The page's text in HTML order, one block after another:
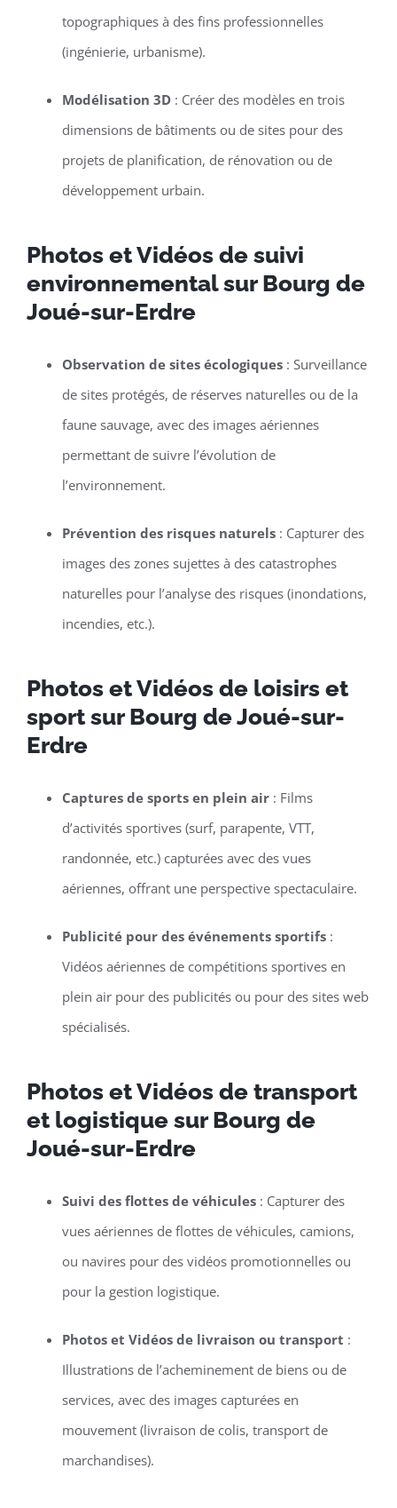
topographiques à des fins professionnelles
(ingénierie, urbanisme).
Modélisation 3D: Créer des modèles en trois
dimensions de bâtiments ou de sites pour des
projets de planification, de rénovation ou de
développement urbain.
Photos et Vidéos de suivi
environnemental sur Bourg de
Joué-sur-Erdre
Observation de sites écologiques: Surveillance
de sites protégés, de réserves naturelles ou de la
faune sauvage, avec des images aériennes
permettant de suivre l’évolution de
l’environnement.
Prévention des risques naturels: Capturer des
images des zones sujettes à des catastrophes
naturelles pour l’analyse des risques (inondations,
incendies, etc.).
Photos et Vidéos de loisirs et
sport sur Bourg de Joué-sur-
Erdre
Captures de sports en plein air: Films
d’activités sportives (surf, parapente, VTT,
randonnée, etc.) capturées avec des vues
aériennes, offrant une perspective spectaculaire.
Publicité pour des événements sportifs:
Vidéos aériennes de compétitions sportives en
plein air pour des publicités ou pour des sites web
spécialisés.
Photos et Vidéos de transport
et logistique sur Bourg de
Joué-sur-Erdre
Suivi des flottes de véhicules: Capturer des
vues aériennes de flottes de véhicules, camions,
ou navires pour des vidéos promotionnelles ou
pour la gestion logistique.
Photos et Vidéos de livraison ou transport :
Illustrations de l’acheminement de biens ou de
services, avec des images capturées en
mouvement (livraison de colis, transport de
marchandises).